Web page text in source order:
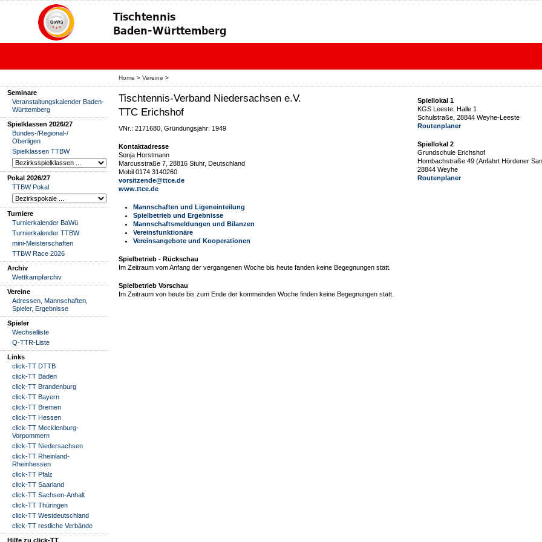
Home > Vereine >
Seminare
Veranstaltungskalender Baden-
Württemberg
Spielklassen 2026/27
Bundes-/Regional-/
Oberligen
Spielklassen TTBW
Pokal 2026/27
TTBW Pokal
Turniere
Turnierkalender BaWü
Turnierkalender TTBW
mini-Meisterschaften
TTBW Race 2026
Archiv
Wettkampfarchiv
Vereine
Adressen, Mannschaften,
Spieler, Ergebnisse
Spieler
Wechselliste
Q-TTR-Liste
Links
click-TT DTTB
click-TT Baden
click-TT Brandenburg
click-TT Bayern
click-TT Bremen
click-TT Hessen
click-TT Mecklenburg-
Vorpommern
click-TT Niedersachsen
click-TT Rheinland-
Rheinhessen
click-TT Pfalz
click-TT Saarland
click-TT Sachsen-Anhalt
click-TT Thüringen
click-TT Westdeutschland
click-TT restliche Verbände
Hilfe zu click-TT
Tischtennis-Verband Niedersachsen e.V.
TTC Erichshof
VNr.: 2171680, Gründungsjahr: 1949
Kontaktadresse
Sonja Horstmann
Marcusstraße 7, 28816 Stuhr, Deutschland
Mobil 0174 3140260
vorsitzende@ttce.de
www.ttce.de
Mannschaften und Ligeneinteilung
Spielbetrieb und Ergebnisse
Mannschaftsmeldungen und Bilanzen
Vereinsfunktionäre
Vereinsangebote und Kooperationen
Spiellokal 1
KGS Leeste, Halle 1
Schulstraße, 28844 Weyhe-Leeste
Routenplaner
Spiellokal 2
Grundschule Erichshof
Hombachstraße 49 (Anfahrt Hördener
28844 Weyhe
Routenplaner
Spielbetrieb - Rückschau
Im Zeitraum vom Anfang der vergangenen Woche bis heute fanden keine Begegnungen statt.
Spielbetrieb Vorschau
Im Zeitraum von heute bis zum Ende der kommenden Woche finden keine Begegnungen statt.